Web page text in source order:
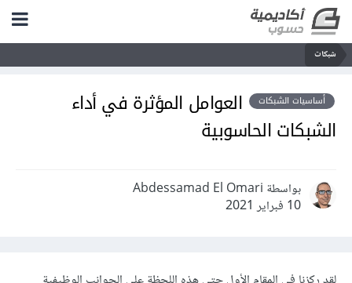
شبكات
أساسيات الشبكات
العوامل المؤثرة في أداء
الشبكات الحاسوبية
بواسطة Abdessamad El Omari
10 فبراير 2021